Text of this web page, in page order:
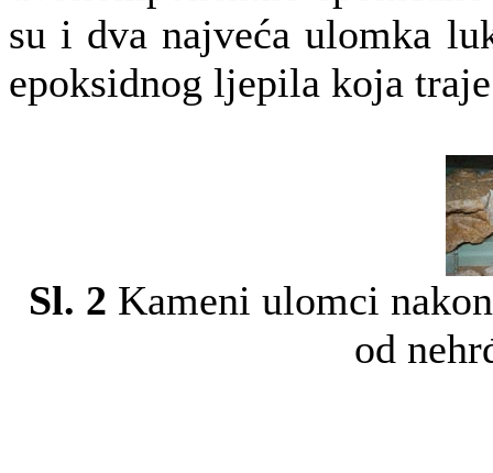
su i dva najveća ulomka
epoksidnog ljepila koja
Sl. 2 Kameni ulomci
od